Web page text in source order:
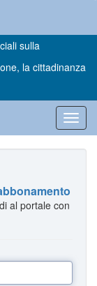
sulla
la cittadinanza
al portale con